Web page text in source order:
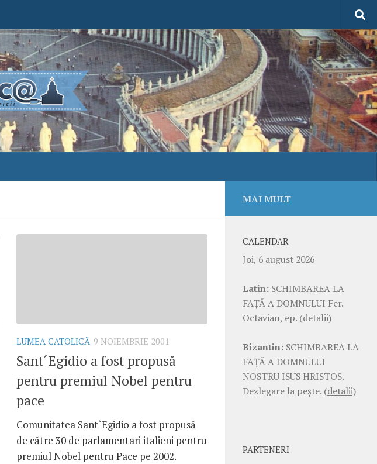
LUMEA CATOLICĂ 9 NOIEMBRIE 2001
Sant´Egidio a fost propusă
pentru premiul Nobel pentru
pace
Comunitatea Sant`Egidio a fost propusă
de către 30 de parlamentari italieni pentru
premiul Nobel pentru Pace pe 2002.
MAI MULT
CALENDAR
Joi, 6 august 2026
Latin: SCHIMBAREA LA
FAŢĂ A DOMNULUI Fer.
Octavian, ep. (detalii)
Bizantin: SCHIMBAREA LA
FAŢĂ A DOMNULUI
NOSTRU ISUS HRISTOS.
Dezlegare la pește. (detalii)
PARTENERI